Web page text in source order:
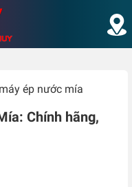
ép nước mía
Chính hãng,